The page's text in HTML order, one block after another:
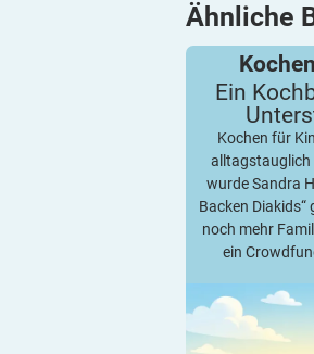
Ähnliche
Ein
Ein
Kochen für
alltagstauglich
wurde Sandra
Backen
noch mehr
ein